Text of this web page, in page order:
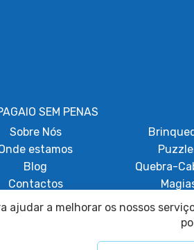
SEM PENAS
Sobre Nós
estamos
Blog
Contactos
Quebra-
Papagaios
ajudar a melhorar os nossos